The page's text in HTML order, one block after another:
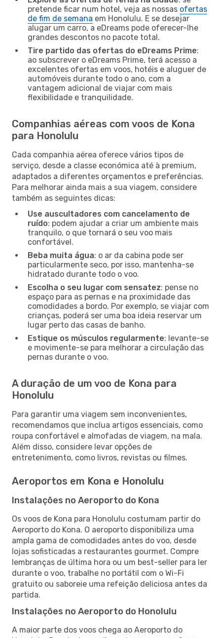
pretende ficar num hotel, veja as nossas ofertas
de fim de semana em Honolulu. E se desejar
alugar um carro, a eDreams pode oferecer-lhe
grandes descontos no pacote total.
Tire partido das ofertas do eDreams Prime:
ao subscrever o eDreams Prime, terá acesso a
excelentes ofertas em voos, hotéis e aluguer de
automóveis durante todo o ano, com a
vantagem adicional de viajar com mais
flexibilidade e tranquilidade.
Companhias aéreas com voos de Kona
para Honolulu
Cada companhia aérea oferece vários tipos de
serviço, desde a classe económica até à premium,
adaptados a diferentes orçamentos e preferências.
Para melhorar ainda mais a sua viagem, considere
também as seguintes dicas:
Use auscultadores com cancelamento de
ruído: podem ajudar a criar um ambiente mais
tranquilo, o que tornará o seu voo mais
confortável.
Beba muita água: o ar da cabina pode ser
particularmente seco, por isso, mantenha-se
hidratado durante todo o voo.
Escolha o seu lugar com sensatez: pense no
espaço para as pernas e na proximidade das
comodidades a bordo. Por exemplo, se viajar com
crianças, poderá ser uma boa ideia reservar um
lugar perto das casas de banho.
Estique os músculos regularmente: levante-se
e movimente-se para melhorar a circulação das
pernas durante o voo.
A duração de um voo de Kona para
Honolulu
Para garantir uma viagem sem inconvenientes,
recomendamos que inclua artigos essenciais, como
roupa confortável e almofadas de viagem, na mala.
Além disso, considere levar opções de
entretenimento, como livros, revistas ou filmes.
Aeroportos em Kona e Honolulu
Instalações no Aeroporto do Kona
Os voos de Kona para Honolulu costumam partir do
Aeroporto do Kona. O aeroporto disponibiliza uma
ampla gama de comodidades antes do voo, desde
lojas sofisticadas a restaurantes gourmet. Compre
lembranças de última hora ou um best-seller para ler
durante o voo, trabalhe no portátil com o Wi-Fi
gratuito ou saboreie uma refeição deliciosa antes da
partida.
Instalações no Aeroporto do Honolulu
A maior parte dos voos chega ao Aeroporto do